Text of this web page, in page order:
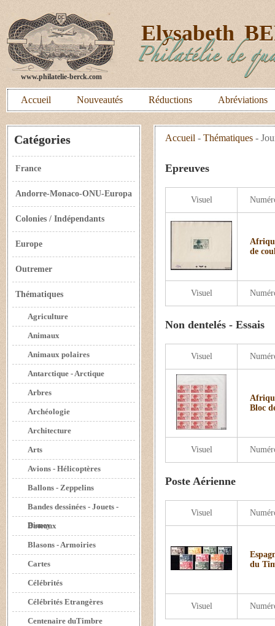
www.philatelie-berck.com
Elysabeth
Philatélie de
Accueil Nouveautés Réductions Abréviations
Catégories
France
Andorre-Monaco-ONU-Europa
Colonies / Indépendants
Europe
Outremer
Thématiques
Agriculture
Animaux
Animaux polaires
Antarctique - Arctique
Arbres
Archéologie
Architecture
Arts
Avions - Hélicoptères
Ballons - Zeppelins
Bandes dessinées - Jouets -
Disney
Bateaux
Blasons - Armoiries
Cartes
Célébrités
Célébrités Etrangères
Centenaire duTimbre
Accueil - Thématiques -
Epreuves
Visuel
Visuel
de
Non dentelés - Essais
Visuel
Visuel
Bloc
Poste Aérienne
Visuel
Visuel
du